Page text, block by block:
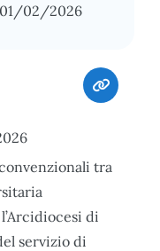
01/02/2026
tra
di
servizio di